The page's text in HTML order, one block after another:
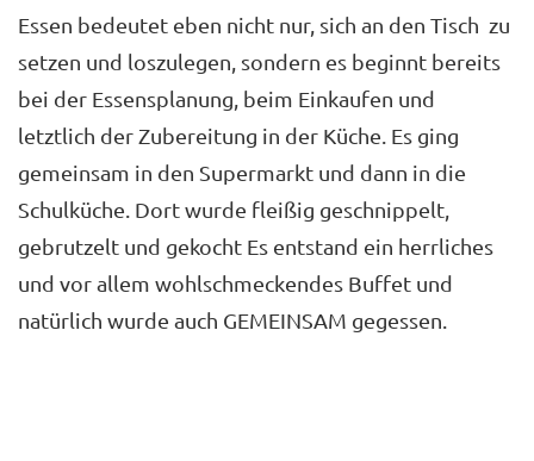
Essen bedeutet eben nicht nur, sich an den Tisch zu
setzen und loszulegen, sondern es beginnt bereits
bei der Essensplanung, beim Einkaufen und
letztlich der Zubereitung in der Küche. Es ging
gemeinsam in den Supermarkt und dann in die
Schulküche. Dort wurde fleißig geschnippelt,
gebrutzelt und gekocht Es entstand ein herrliches
und vor allem wohlschmeckendes Buffet und
natürlich wurde auch GEMEINSAM gegessen.